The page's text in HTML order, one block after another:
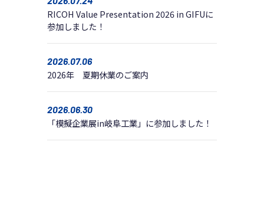
RICOH Value Presentation 2026 in GIFUに
参加しました！
2026年 夏期休業のご案内
2026.07.06
「模擬企業展in岐阜工業」に参加しました！
2026.06.30